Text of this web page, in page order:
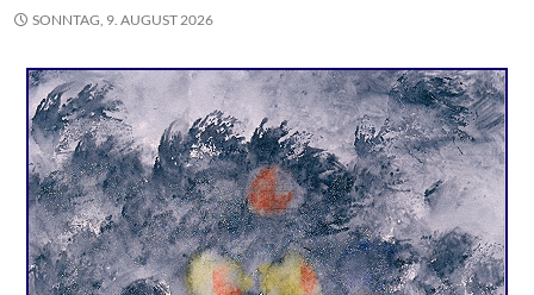
SONNTAG, 9. AUGUST 2026